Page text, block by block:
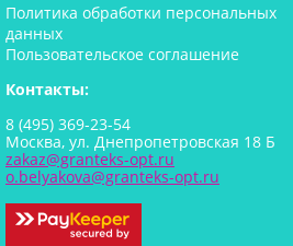
Политика обработки персональных
данных
Пользовательское соглашение
Контакты:
8 (495) 369-23-54
Москва, ул. Днепропетровская 18 Б
zakaz@granteks-opt.ru
o.belyakova@granteks-opt.ru